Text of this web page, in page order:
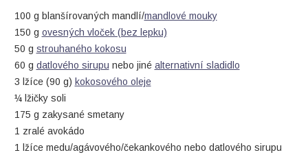
100 g blanšírovaných mandlí/mandlové mouky
150 g ovesných vloček (bez lepku)
50 g strouhaného kokosu
60 g datlového sirupu nebo jiné alternativní sladidlo
3 lžíce (90 g) kokosového oleje
¼ lžičky soli
175 g zakysané smetany
1 zralé avokádo
1 lžíce medu/agávového/čekankového nebo datlového sirupu